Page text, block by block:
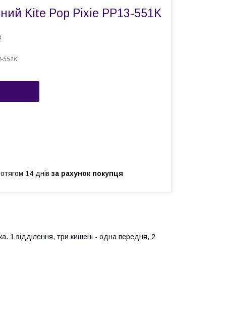
Kite Pop Pixie PP13-551K
551K
14 днів за рахунок покупця
1 відділення, три кишені - одна передня, 2